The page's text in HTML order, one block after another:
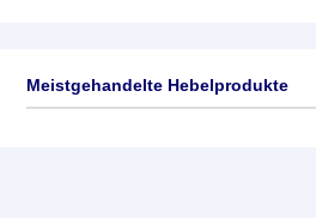
Meistgehandelte Hebelprodukte